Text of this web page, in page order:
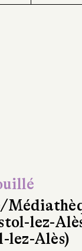
lez-
lez-Alès)